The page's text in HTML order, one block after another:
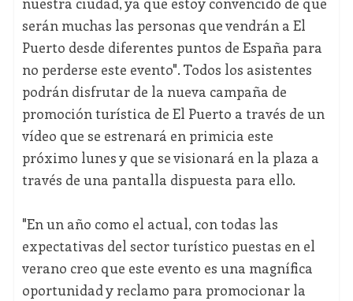
serán muchas las personas que vendrán a El
Puerto desde diferentes puntos de España para
no perderse este evento". Todos los asistentes
podrán disfrutar de la nueva campaña de
promoción turística de El Puerto a través de un
vídeo que se estrenará en primicia este
próximo lunes y que se visionará en la plaza a
través de una pantalla dispuesta para ello.
"En un año como el actual, con todas las
expectativas del sector turístico puestas en el
verano creo que este evento es una magnífica
oportunidad y reclamo para promocionar la